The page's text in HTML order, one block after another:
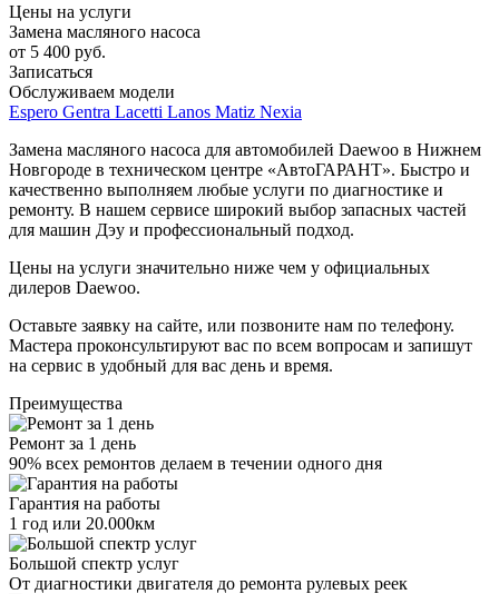
Цены на услуги
Замена масляного насоса
от 5 400 руб.
Записаться
Обслуживаем модели
Espero Gentra Lacetti Lanos Matiz Nexia
Замена масляного насоса для автомобилей Daewoo в Нижнем
Новгороде в техническом центре «АвтоГАРАНТ». Быстро и
качественно выполняем любые услуги по диагностике и
ремонту. В нашем сервисе широкий выбор запасных частей
для машин Дэу и профессиональный подход.
Цены на услуги значительно ниже чем у официальных
дилеров Daewoo.
Оставьте заявку на сайте, или позвоните нам по телефону.
Мастера проконсультируют вас по всем вопросам и запишут
на сервис в удобный для вас день и время.
Преимущества
Ремонт за 1 день
90% всех ремонтов делаем в течении одного дня
Гарантия на работы
1 год или 20.000км
Большой спектр услуг
От диагностики двигателя до ремонта рулевых реек